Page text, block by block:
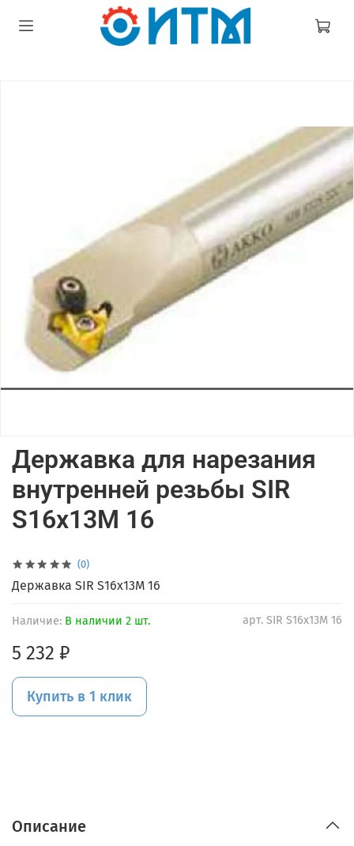
(0)
арт. SIR S16x13M 16
Наличие: В наличии 2 шт.
Державка для нарезания
внутренней резьбы SIR
S16x13M 16
5 232 ₽
Купить в 1 клик
Державка SIR S16x13M 16
Описание